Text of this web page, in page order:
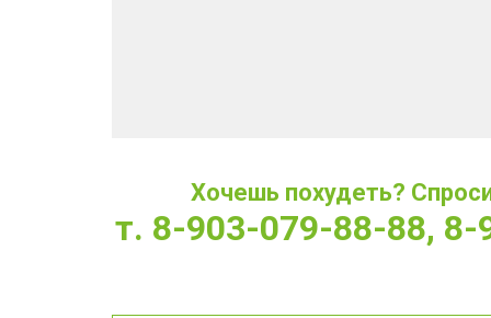
Хочешь похудеть?
т. 8-903-079-88-88,